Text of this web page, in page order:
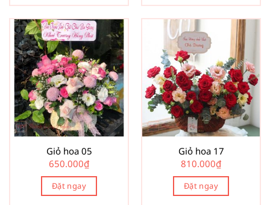
Giỏ hoa 05
650.000₫
Đặt ngay
Giỏ hoa 17
810.000₫
Đặt ngay